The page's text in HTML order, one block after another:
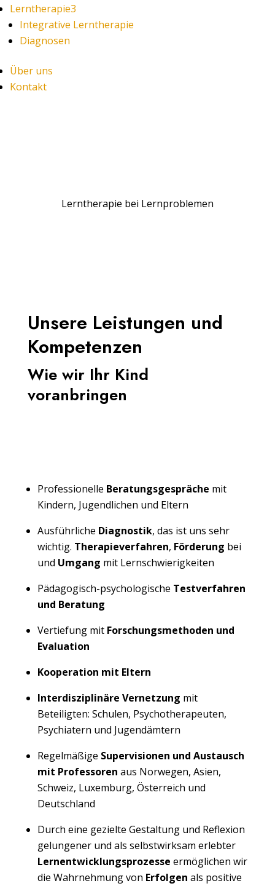
Lerntherapie3
Integrative Lerntherapie
Diagnosen
Über uns
Kontakt
Lerntherapie bei Lernproblemen
Unsere Leistungen und
Kompetenzen
Wie wir Ihr Kind
voranbringen
Professionelle Beratungsgespräche mit
Kindern, Jugendlichen und Eltern
Ausführliche Diagnostik, das ist uns sehr
wichtig. Therapieverfahren, Förderung bei
und Umgang mit Lernschwierigkeiten
Pädagogisch-psychologische Testverfahren
und Beratung
Vertiefung mit Forschungsmethoden und
Evaluation
Kooperation mit Eltern
Interdisziplinäre Vernetzung mit
Beteiligten: Schulen, Psychotherapeuten,
Psychiatern und Jugendämtern
Regelmäßige Supervisionen und Austausch
mit Professoren aus Norwegen, Asien,
Schweiz, Luxemburg, Österreich und
Deutschland
Durch eine gezielte Gestaltung und Reflexion
gelungener und als selbstwirksam erlebter
Lernentwicklungsprozesse ermöglichen wir
die Wahrnehmung von Erfolgen als positive